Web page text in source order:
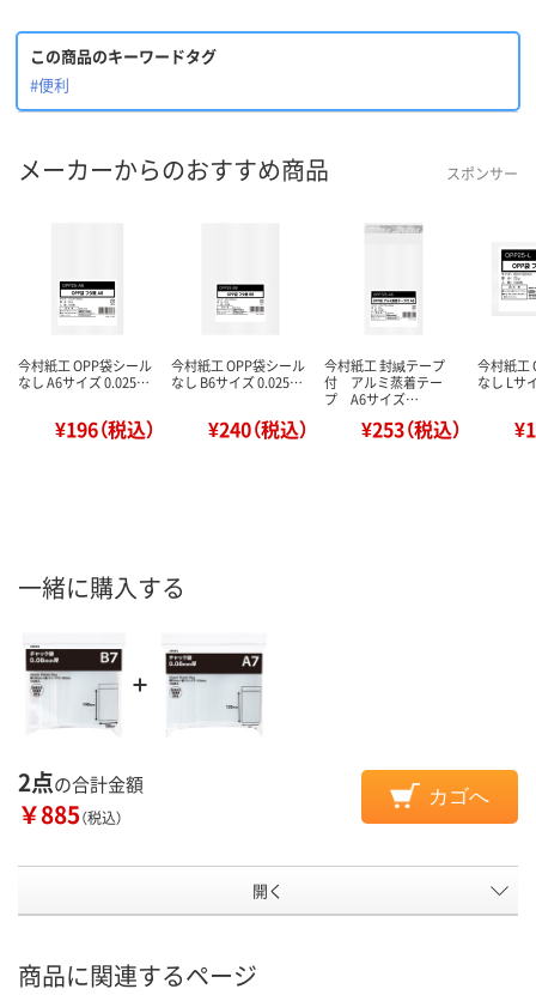
この商品のキーワードタグ
#便利
メーカーからのおすすめ商品 スポンサー
今村紙工 OPP袋シール
なし A6サイズ 0.025…
¥196（税込）
今村紙工 OPP袋シール
なし B6サイズ 0.025…
¥240（税込）
今村紙工 封緘テープ
付 アルミ蒸着テー
プ A6サイズ…
¥253（税込）
今村紙工
なし Lサ
一緒に購入する
2点の合計金額
￥885（税込）
カゴへ
開く
商品に関連するページ